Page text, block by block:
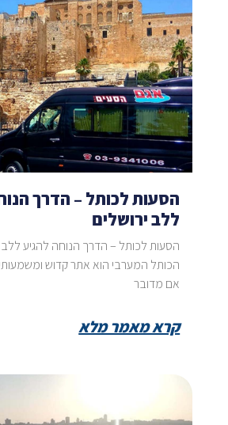
הסעות לכותל – הדרך
ללב ירושלים
הסעות לכותל – הדרך הנוחה להגיע ללב
הכותל המערבי הוא אתר קדוש
אם מדובר
קרא מאמר מלא